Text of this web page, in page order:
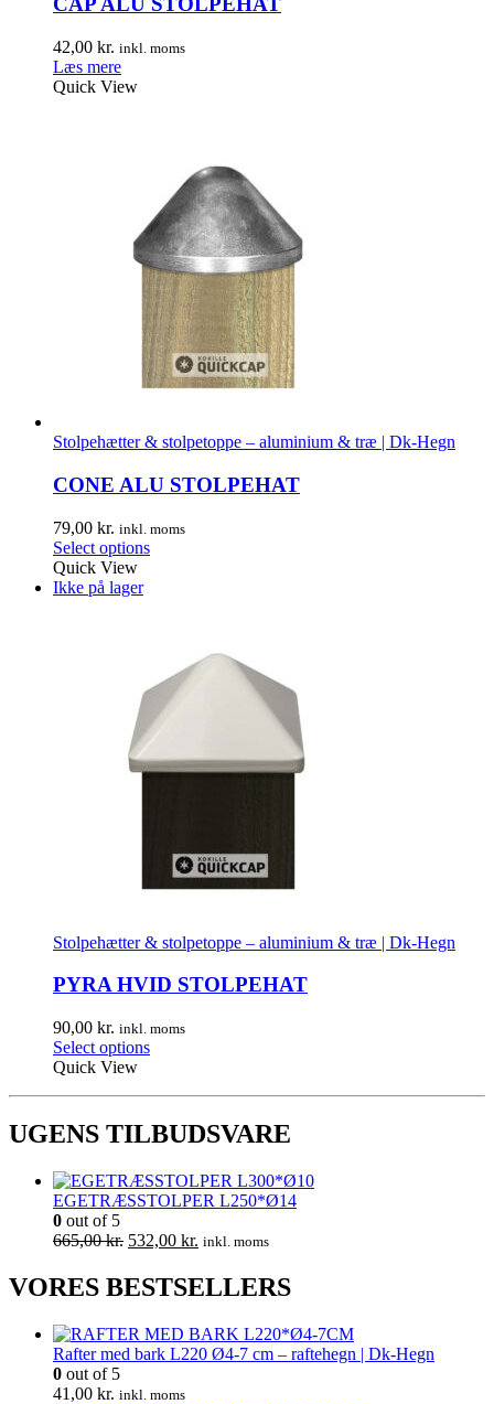
42,00 kr. inkl. moms
Læs mere
Quick View
Stolpehætter & stolpetoppe – aluminium & træ | Dk-Hegn
CONE ALU STOLPEHAT
79,00 kr. inkl. moms
Select options
Quick View
Ikke på lager
Stolpehætter & stolpetoppe – aluminium & træ | Dk-Hegn
PYRA HVID STOLPEHAT
90,00 kr. inkl. moms
Select options
Quick View
UGENS TILBUDSVARE
EGETRÆSSTOLPER L250*Ø14
0 out of 5
665,00kr. Den
pris
var:
532,00 kr. Den
pris
er:
inkl. moms
VORES BESTSELLERS
Rafter med bark L220 Ø4-7 cm – raftehegn | Dk-Hegn
0 out of 5
41,00 kr. inkl. moms